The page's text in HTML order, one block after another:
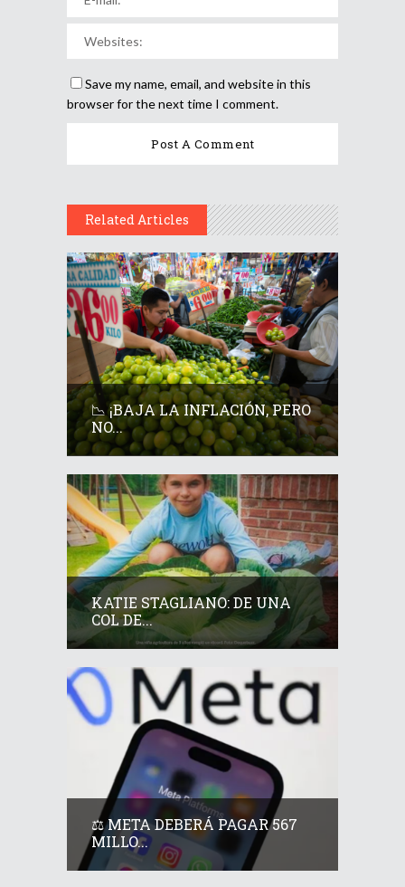
Save my name, email, and website in this
browser for the next time I comment.
Related Articles
📉 ¡BAJA LA INFLACIÓN, PERO
NO...
KATIE STAGLIANO: DE UNA
COL DE...
⚖️ META DEBERÁ PAGAR 567
MILLO...